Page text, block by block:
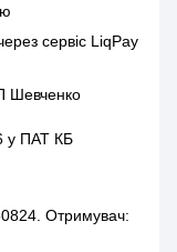
сервіс LiqPay
Шевченко
у ПАТ КБ
Отримувач: